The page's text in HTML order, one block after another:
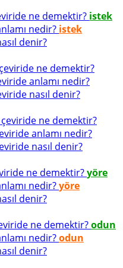
ne demektir? istek
nedir? istek
denir?
ne demektir?
anlamı nedir?
nasıl denir?
ne demektir?
anlamı nedir?
nasıl denir?
ne demektir?yöre
nedir?yöre
denir?
ne demektir?odun
nedir?odun
denir?